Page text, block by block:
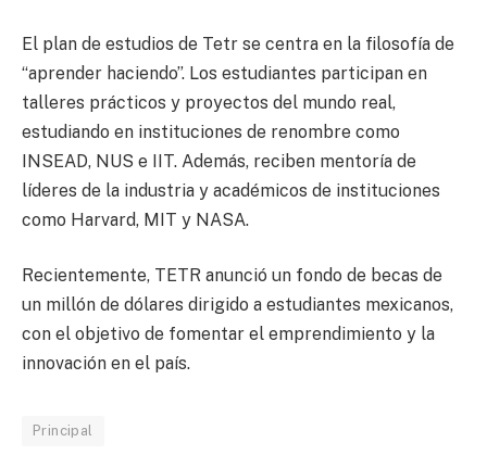
El plan de estudios de Tetr se centra en la filosofía de
“aprender haciendo”. Los estudiantes participan en
talleres prácticos y proyectos del mundo real,
estudiando en instituciones de renombre como
INSEAD, NUS e IIT. Además, reciben mentoría de
líderes de la industria y académicos de instituciones
como Harvard, MIT y NASA.
Recientemente, TETR anunció un fondo de becas de
un millón de dólares dirigido a estudiantes mexicanos,
con el objetivo de fomentar el emprendimiento y la
innovación en el país.
Principal